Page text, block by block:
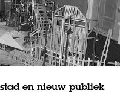
en nieuw publiek